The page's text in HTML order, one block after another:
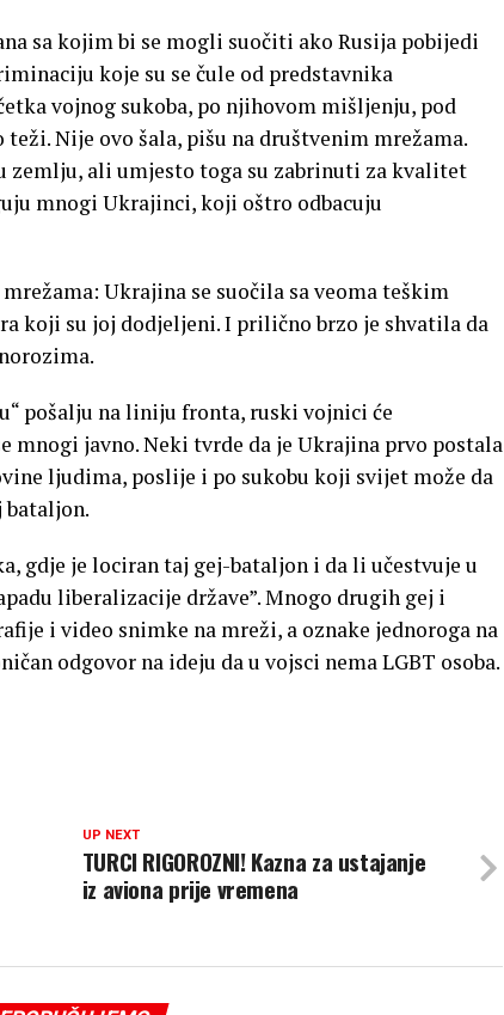
sa kojim bi se mogli suočiti ako Rusija pobijedi
koje su se čule od predstavnika
vojnog sukoba, po njihovom mišljenju, pod
Nije ovo šala, pišu na društvenim mrežama.
zemlju, ali umjesto toga su zabrinuti za kvalitet
mnogi Ukrajinci, koji oštro odbacuju
Ukrajina se suočila sa veoma teškim
koji su joj dodjeljeni. I prilično brzo je shvatila da
pošalju na liniju fronta, ruski vojnici će
mnogi javno. Neki tvrde da je Ukrajina prvo postala
ljudima, poslije i po sukobu koji svijet može da
bataljon.
gdje je lociran taj gej-bataljon i da li učestvuje u
liberalizacije države”. Mnogo drugih gej i
i video snimke na mreži, a oznake jednoroga na
odgovor na ideju da u vojsci nema LGBT osoba.
UP NEXT
TURCI RIGOROZNI! Kazna za ustajanje
iz aviona prije vremena